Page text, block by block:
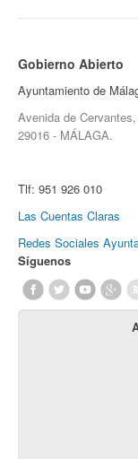
Gobierno Abierto
Ayuntamiento de
Avenida de
29016 - MÁLAGA.
Tlf: 951 926 010
Las Cuentas Claras
Redes Sociales
Síguenos